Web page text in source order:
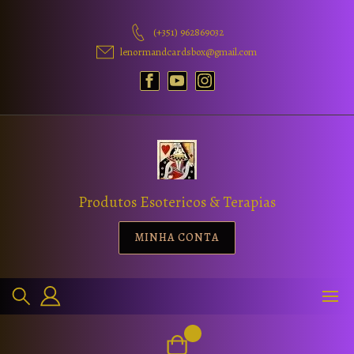
(+351) 962869032
lenormandcardsbox@gmail.com
Produtos Esotericos & Terapias
MINHA CONTA